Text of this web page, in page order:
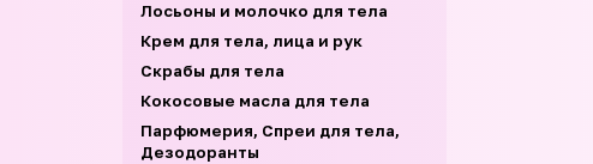
Лосьоны и молочко для тела
Крем для тела, лица и рук
Скрабы для тела
Кокосовые масла для тела
Парфюмерия, Спреи для тела,
Дезодоранты